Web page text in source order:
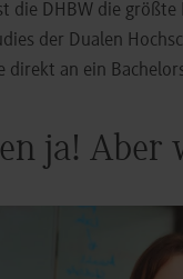
die DHBW die größte
der Dualen
direkt an ein
ja! Aber